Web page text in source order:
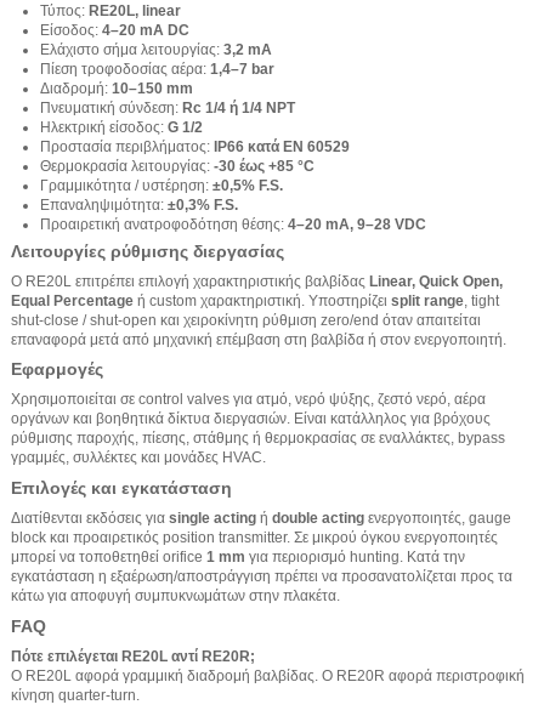
Τύπος: RE20L, linear
Είσοδος: 4–20 mA DC
Ελάχιστο σήμα λειτουργίας: 3,2 mA
Πίεση τροφοδοσίας αέρα: 1,4–7 bar
Διαδρομή: 10–150 mm
Πνευματική σύνδεση: Rc 1/4 ή 1/4 NPT
Ηλεκτρική είσοδος: G 1/2
Προστασία περιβλήματος: IP66 κατά EN 60529
Θερμοκρασία λειτουργίας: -30 έως +85 °C
Γραμμικότητα / υστέρηση: ±0,5% F.S.
Επαναληψιμότητα: ±0,3% F.S.
Προαιρετική ανατροφοδότηση θέσης: 4–20 mA, 9–28 VDC
Λειτουργίες ρύθμισης διεργασίας
Ο RE20L επιτρέπει επιλογή χαρακτηριστικής βαλβίδας Linear, Quick Open,
Equal Percentage ή custom χαρακτηριστική. Υποστηρίζει split range, tight
shut-close / shut-open και χειροκίνητη ρύθμιση zero/end όταν απαιτείται
επαναφορά μετά από μηχανική επέμβαση στη βαλβίδα ή στον ενεργοποιητή.
Εφαρμογές
Χρησιμοποιείται σε control valves για ατμό, νερό ψύξης, ζεστό νερό, αέρα
οργάνων και βοηθητικά δίκτυα διεργασιών. Είναι κατάλληλος για βρόχους
ρύθμισης παροχής, πίεσης, στάθμης ή θερμοκρασίας σε εναλλάκτες, bypass
γραμμές, συλλέκτες και μονάδες HVAC.
Επιλογές και εγκατάσταση
Διατίθενται εκδόσεις για single acting ή double acting ενεργοποιητές, gauge
block και προαιρετικός position transmitter. Σε μικρού όγκου ενεργοποιητές
μπορεί να τοποθετηθεί orifice 1 mm για περιορισμό hunting. Κατά την
εγκατάσταση η εξαέρωση/αποστράγγιση πρέπει να προσανατολίζεται προς τα
κάτω για αποφυγή συμπυκνωμάτων στην πλακέτα.
FAQ
Πότε επιλέγεται RE20L αντί RE20R;
Ο RE20L αφορά γραμμική διαδρομή βαλβίδας. Ο RE20R αφορά περιστροφική
κίνηση quarter-turn.